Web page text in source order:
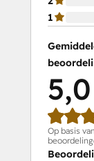
1
5,0
Op basis